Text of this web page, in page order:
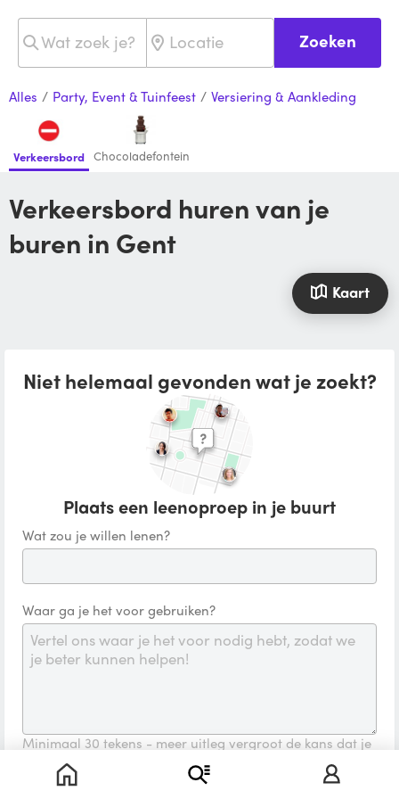
Zoeken
Alles / Party, Event & Tuinfeest / Versiering & Aankleding
Verkeersbord Chocoladefontein
Verkeersbord huren van je
buren in Gent
Kaart
Niet helemaal gevonden wat je zoekt?
Plaats een leenoproep in je buurt
Wat zou je willen lenen?
Waar ga je het voor gebruiken?
Minimaal 30 tekens - meer uitleg vergroot de kans dat je
antwoord krijgt